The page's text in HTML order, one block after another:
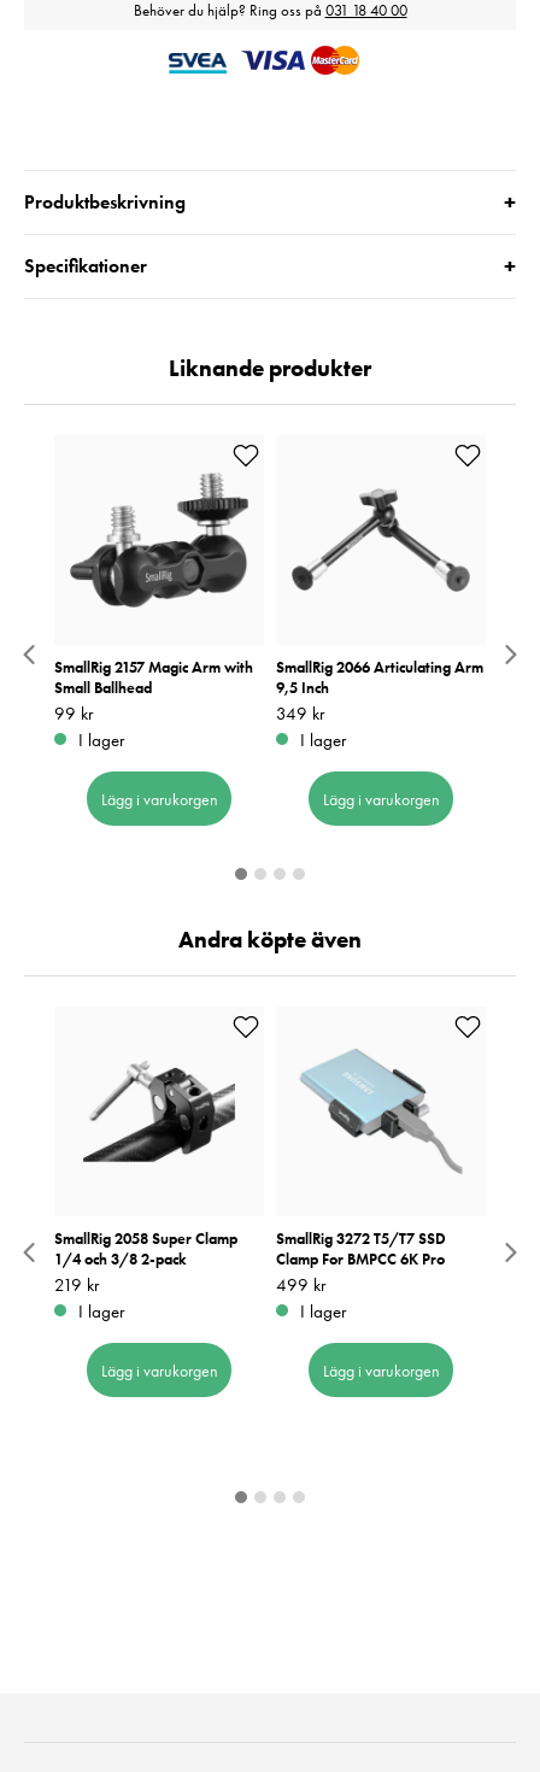
Behöver du hjälp? Ring oss på 031 18 40 00
Produktbeskrivning +
Specifikationer +
Liknande produkter
SmallRig 2157 Magic Arm with
Small Ballhead
Pris :99 kr
99 kr
I lager
Lägg i varukorgen
SmallRig 2066 Articulating Arm
9,5 Inch
Pris: 349 kr
349 kr
I lager
Lägg i varukorgen
Andra köpte även
EOS
SmallRig 2058 Super Clamp
1/4 och 3/8 2-pack
Pris: 219 kr
219 kr
I lager
Lägg i varukorgen
SmallRig 3272 T5/T7 SSD
Clamp For BMPCC 6K Pro
Pris: 499 kr
499 kr
I lager
Lägg i varukorgen
OM
Pris
999